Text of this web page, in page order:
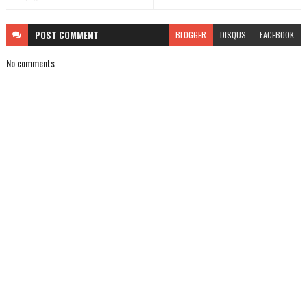
POST COMMENT BLOGGER DISQUS FACEBOOK
No comments